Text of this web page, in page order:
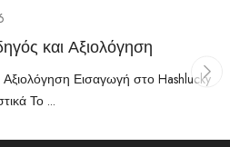
και Αξιολόγηση
Εισαγωγή στο Hashlucky
Το ...